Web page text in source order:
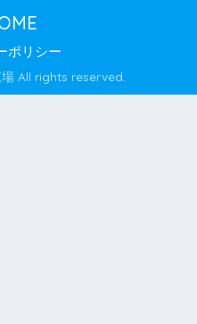
ポリシー
All rights reserved.